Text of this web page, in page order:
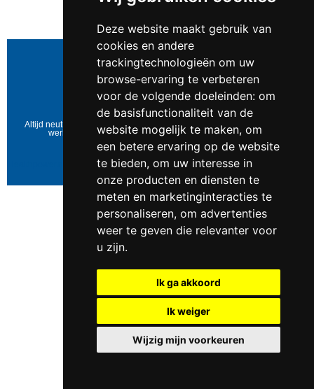
Deze website maakt gebruik van
cookies en andere
trackingtechnologieën om uw
browse-ervaring te verbeteren
voor de volgende doeleinden: om
de basisfunctionaliteit van de
website mogelijk te maken, om
een betere ervaring op de website
te bieden, om uw interesse in
onze producten en diensten te
meten en marketinginteracties te
personaliseren, om advertenties
weer te geven die relevanter voor
u zijn.
Ik ga akkoord
Ik weiger
Wijzig mijn voorkeuren
Telefoonnummer: 0547 - 262 565
KVK-nummer:5085.3279 teEnschede
BTW-nummer: NL823086161B01
IBAN:DE39 4016 4024 0162 9257 00
Copyright © 2006-2026
Healthpower.nl
Altijd neutraal verpakt • Geen expliciete vermelding op het pakket • Op
werkdagen voor 17:00 besteld = dezelfde dag verzonden
Update cookies preferences
https://www.healthpower.nl/images/logos/healthpower.jpg
Rated4.3/ 5 based on24reviews.